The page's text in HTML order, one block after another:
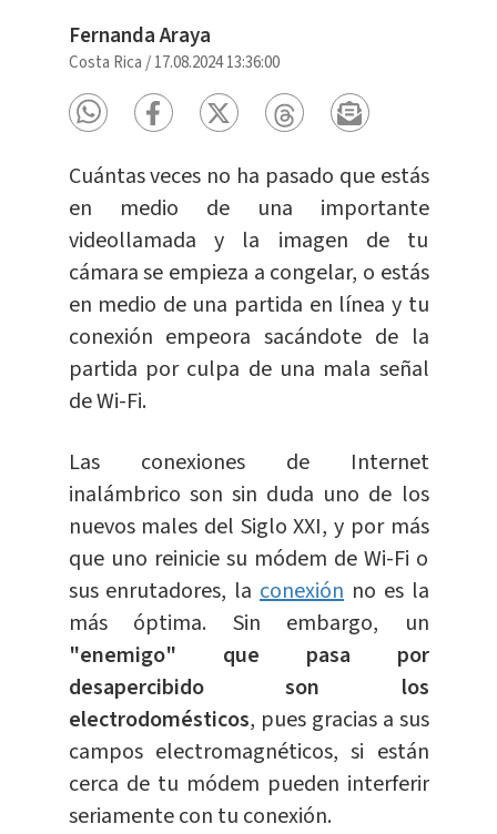
Fernanda Araya
Costa Rica /17.08.2024 13:36:00
Cuántas veces no ha pasado que estás
en medio de una importante
videollamada y la imagen de tu
cámara se empieza a congelar, o estás
en medio de una partida en línea y tu
conexión empeora sacándote de la
partida por culpa de una mala señal
de Wi-Fi.
Las conexiones de Internet
inalámbrico son sin duda uno de los
nuevos males del Siglo XXI, y por más
que uno reinicie su módem de Wi-Fi o
sus enrutadores, la conexión no es la
más óptima. Sin embargo, un
"enemigo" que pasa por
desapercibido son los
electrodomésticos, pues gracias a sus
campos electromagnéticos, si están
cerca de tu módem pueden interferir
seriamente con tu conexión.